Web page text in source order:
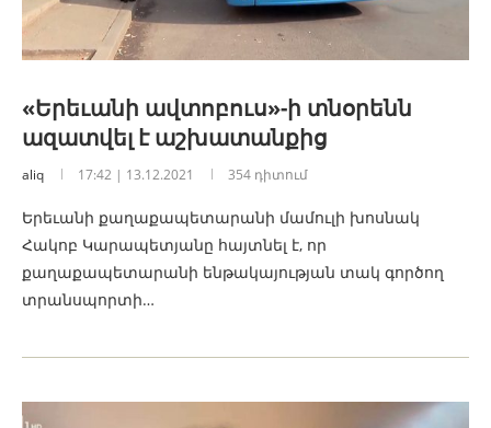
«Երեւանի ավտոբուս»-ի տնօրենն
ազատվել է աշխատանքից
aliq 17:42 | 13.12.2021 354 դիտում
Երեւանի քաղաքապետարանի մամուլի խոսնակ
Հակոբ Կարապետյանը հայտնել է, որ
քաղաքապետարանի ենթակայության տակ գործող
տրանսպորտի…